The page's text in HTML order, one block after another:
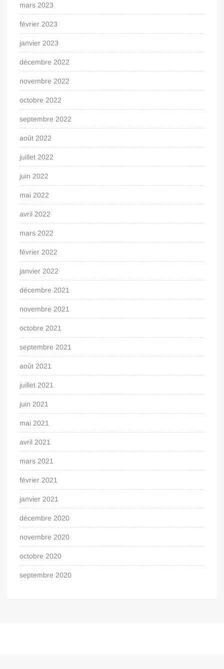
mars 2023
février 2023
janvier 2023
décembre 2022
novembre 2022
octobre 2022
septembre 2022
août 2022
juillet 2022
juin 2022
mai 2022
avril 2022
mars 2022
février 2022
janvier 2022
décembre 2021
novembre 2021
octobre 2021
septembre 2021
août 2021
juillet 2021
juin 2021
mai 2021
avril 2021
mars 2021
février 2021
janvier 2021
décembre 2020
novembre 2020
octobre 2020
septembre 2020